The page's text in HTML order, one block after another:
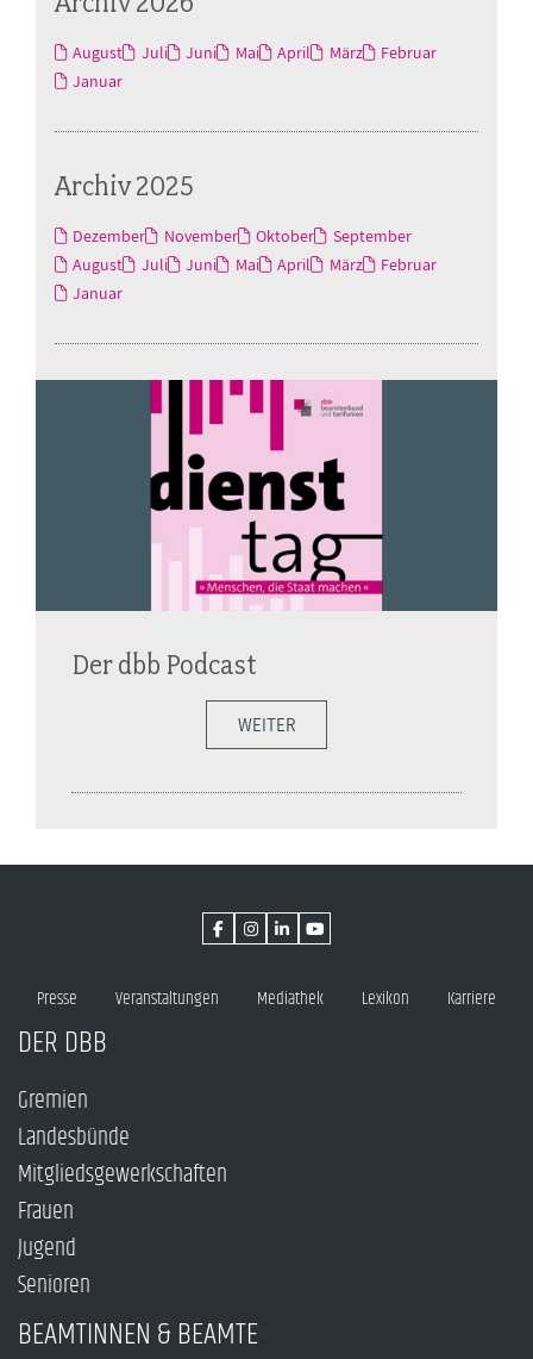
August Juli Juni Mai April März
Februar
Januar
Archiv 2025
Dezember November Oktober
September
August
Juli Juni Mai April März
Februar
Januar
Der dbb Podcast
WEITER
Presse Veranstaltungen Mediathek Lexikon Karriere
DER DBB
Gremien
Landesbünde
Mitgliedsgewerkschaften
Frauen
Jugend
Senioren
BEAMTINNEN & BEAMTE